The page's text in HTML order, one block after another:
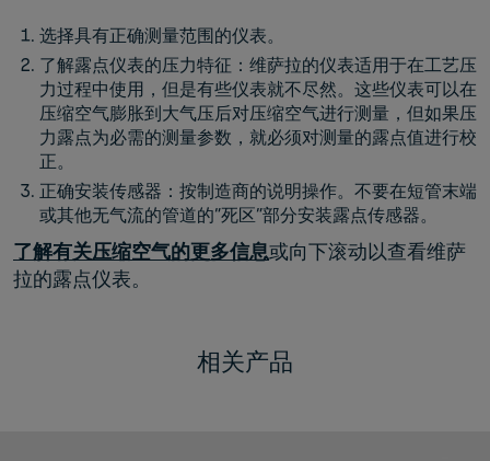
选择具有正确测量范围的仪表。
了解露点仪表的压力特征：维萨拉的仪表适用于在工艺压
力过程中使用，但是有些仪表就不尽然。这些仪表可以在
压缩空气膨胀到大气压后对压缩空气进行测量，但如果压
力露点为必需的测量参数，就必须对测量的露点值进行校
正。
正确安装传感器：按制造商的说明操作。不要在短管末端
或其他无气流的管道的“死区”部分安装露点传感器。
了解有关压缩空气的更多信息或向下滚动以查看维萨
拉的露点仪表。
相关产品